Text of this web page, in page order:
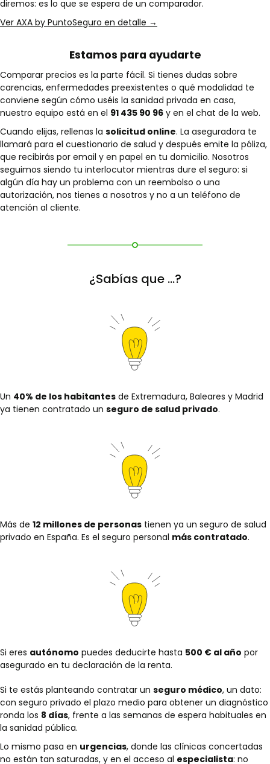
diremos: es lo que se espera de un comparador.
Ver AXA by PuntoSeguro en detalle →
Estamos para ayudarte
Comparar precios es la parte fácil. Si tienes dudas sobre
carencias, enfermedades preexistentes o qué modalidad te
conviene según cómo uséis la sanidad privada en casa,
nuestro equipo está en el 91 435 90 96 y en el chat de la web.
Cuando elijas, rellenas la solicitud online. La aseguradora te
llamará para el cuestionario de salud y después emite la póliza,
que recibirás por email y en papel en tu domicilio. Nosotros
seguimos siendo tu interlocutor mientras dure el seguro: si
algún día hay un problema con un reembolso o una
autorización, nos tienes a nosotros y no a un teléfono de
atención al cliente.
¿Sabías que ...?
Un 40% de los habitantes de Extremadura, Baleares y Madrid
ya tienen contratado un seguro de salud privado.
Más de 12 millones de personas tienen ya un seguro de salud
privado en España. Es el seguro personal más contratado.
Si eres autónomo puedes deducirte hasta 500 € al año por
asegurado en tu declaración de la renta.
Si te estás planteando contratar un seguro médico, un dato:
con seguro privado el plazo medio para obtener un diagnóstico
ronda los 8 días, frente a las semanas de espera habituales en
la sanidad pública.
Lo mismo pasa en urgencias, donde las clínicas concertadas
no están tan saturadas, y en el acceso al especialista: no